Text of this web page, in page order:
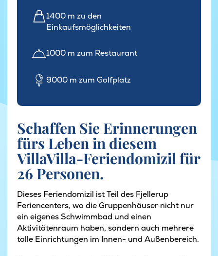
1400 m zu den
Einkaufsmöglichkeiten
1000 m zum Restaurant
9000 m zum Golfplatz
Schaffen Sie Erinnerungen
fürs Leben in diesem
VillaVilla-Feriendomizil für
26 Personen.
Dieses Feriendomizil ist Teil des Fjellerup
Feriencenters, wo die Gruppenhäuser nicht nur
ein eigenes Schwimmbad und einen
Aktivitätenraum haben, sondern auch mehrere
tolle Einrichtungen im Innen- und Außenbereich.